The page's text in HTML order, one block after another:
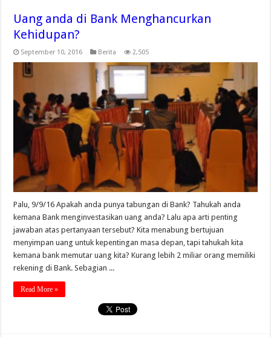
Uang anda di Bank Menghancurkan
Kehidupan?
September 10, 2016 Berita 2,505
Palu, 9/9/16 Apakah anda punya tabungan di Bank? Tahukah anda
kemana Bank menginvestasikan uang anda? Lalu apa arti penting
jawaban atas pertanyaan tersebut? Kita menabung bertujuan
menyimpan uang untuk kepentingan masa depan, tapi tahukah kita
kemana bank memutar uang kita? Kurang lebih 2 miliar orang memiliki
rekening di Bank. Sebagian ...
Read More »